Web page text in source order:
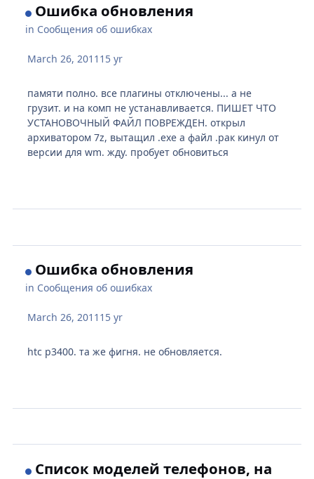
Ошибка обновления
in Сообщения об ошибках
March 26, 2011 15 yr
памяти полно. все плагины отключены... а не
грузит. и на комп не устанавливается. ПИШЕТ ЧТО
УСТАНОВОЧНЫЙ ФАЙЛ ПОВРЕЖДЕН. открыл
архиватором 7z, вытащил .ехе а файл .рак кинул от
версии для wm. жду. пробует обновиться
Ошибка обновления
in Сообщения об ошибках
March 26, 2011 15 yr
htc p3400. та же фигня. не обновляется.
Список моделей телефонов, на